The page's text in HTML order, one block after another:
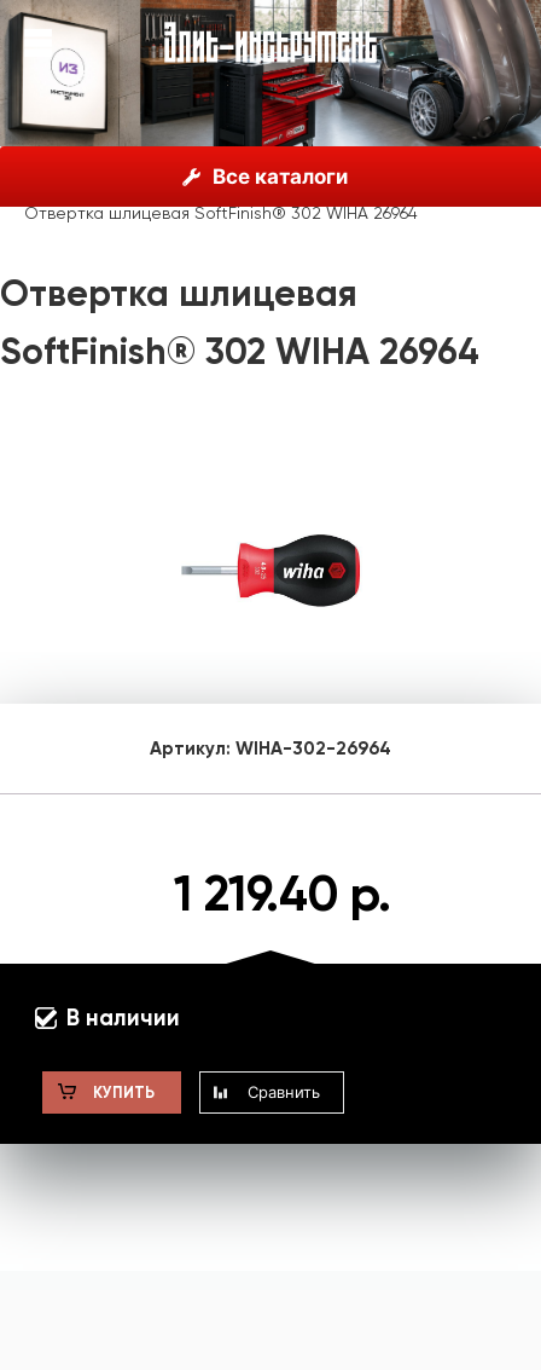
Все каталоги
Инструмент Wiha, Германия
Wiha SoftFinish®
Отвертка шлицевая SoftFinish® 302 WIHA 26964
Отвертка шлицевая
SoftFinish® 302 WIHA 26964
Артикул: WIHA-302-26964
1 219.40 р.
В наличии
КУПИТЬ Сравнить